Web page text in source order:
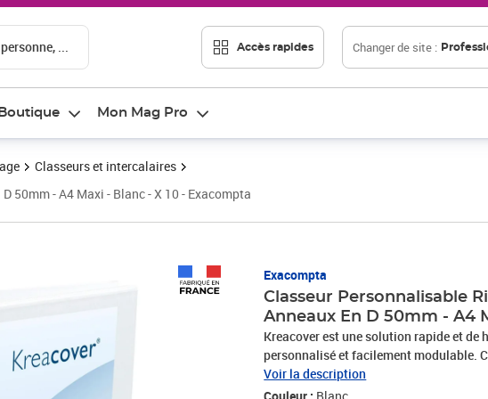
... Accès rapides Changer de site :
Mon Mag Pro
Classeurs et intercalaires
50mm - A4 Maxi - Blanc - X 10 - Exacompta
Exacompta
Classeur Personnalisable
Anneaux En D 50mm - A4
Kreacover est une solution rapide et
personnalisé et facilement modulable.
sont aussi respectueux de
pochette de personnalisation sur le
Voir la description
Prix 49,87€